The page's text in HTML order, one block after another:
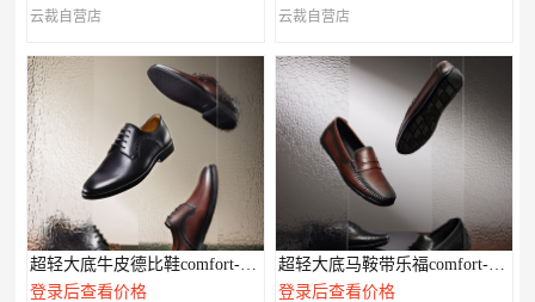
云裁自营店 云裁自营店
超轻大底牛皮德比鞋comfort-XL系列
登录后查看价格
超轻大底马鞍带乐福comfort-XL系列
登录后查看价格